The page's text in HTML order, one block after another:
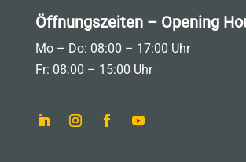
Öffnungszeiten – Opening
Mo – Do: 08:00 – 17:00 Uhr
Fr: 08:00 – 15:00 Uhr